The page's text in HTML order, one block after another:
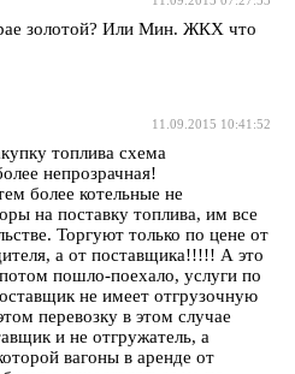
золотой? Или Мин. ЖКХ что
11.09.2015 10:41:52
топлива схема
непрозрачная!
более котельные не
на поставку топлива, им все
Торгуют только по цене от
а от поставщика!!!!! А это
пошло-поехало, услуги по
не имеет отгрузочную
перевозку в этом случае
и не отгружатель, а
вагоны в аренде от